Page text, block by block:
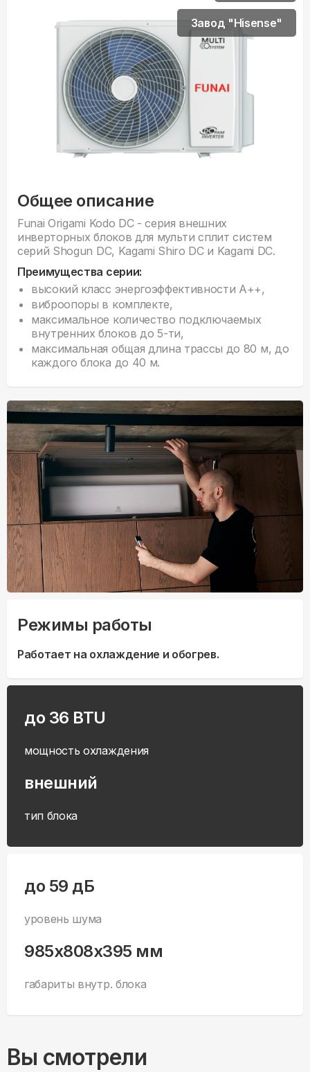
Общее описание
Funai Origami Kodo DC - серия внешних
инверторных блоков для мульти сплит систем
серий Shogun DC, Kagami Shiro DC и Kagami DC.
Преимущества серии:
высокий класс энергоэффективности А++,
виброопоры в комплекте,
максимальное количество подключаемых
внутренних блоков до 5-ти,
максимальная общая длина трассы до 80 м, до
каждого блока до 40 м.
Завод "Hisense"
Режимы работы
Работает на охлаждение и обогрев.
до 36 BTU
мощность охлаждения
внешний
тип блока
до 59 дБ
уровень шума
985x808x395 мм
габариты внутр. блока
Вы смотрели